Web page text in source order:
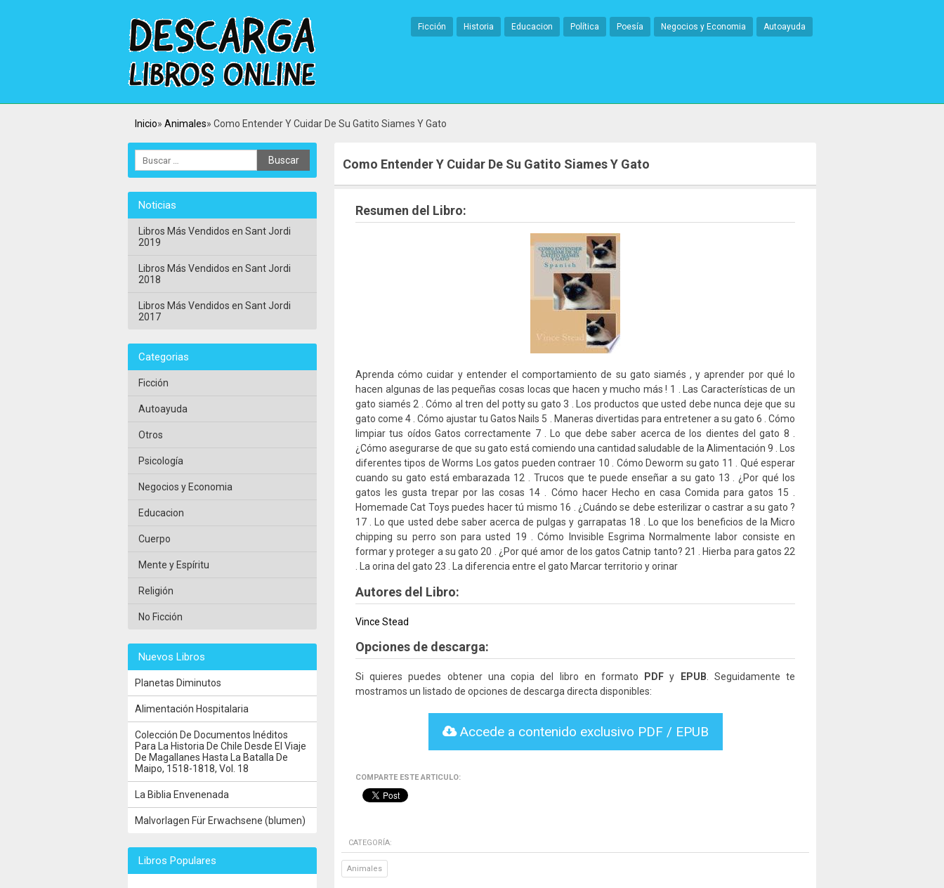
Ficción Historia Educacion Política Poesía Negocios y Economia Autoayuda
Inicio Animales Como Entender Y Cuidar De Su Gatito Siames Y Gato
Como Entender Y Cuidar De Su Gatito Siames Y Gato
Resumen del Libro:
Aprenda cómo cuidar y entender el comportamiento de su gato siamés , y aprender por qué lo
hacen algunas de las pequeñas cosas locas que hacen y mucho más ! 1 . Las Características de un
gato siamés 2 . Cómo al tren del potty su gato 3 . Los productos que usted debe nunca deje que su
gato come 4 . Cómo ajustar tu Gatos Nails 5 . Maneras divertidas para entretener a su gato 6 . Cómo
limpiar tus oídos Gatos correctamente 7 . Lo que debe saber acerca de los dientes del gato 8 .
¿Cómo asegurarse de que su gato está comiendo una cantidad saludable de la Alimentación 9 . Los
diferentes tipos de Worms Los gatos pueden contraer 10 . Cómo Deworm su gato 11 . Qué esperar
cuando su gato está embarazada 12 . Trucos que te puede enseñar a su gato 13 . ¿Por qué los
gatos les gusta trepar por las cosas 14 . Cómo hacer Hecho en casa Comida para gatos 15 .
Homemade Cat Toys puedes hacer tú mismo 16 . ¿Cuándo se debe esterilizar o castrar a su gato ?
17 . Lo que usted debe saber acerca de pulgas y garrapatas 18 . Lo que los beneficios de la Micro
chipping su perro son para usted 19 . Cómo Invisible Esgrima Normalmente labor consiste en
formar y proteger a su gato 20 . ¿Por qué amor de los gatos Catnip tanto? 21 . Hierba para gatos 22
. La orina del gato 23 . La diferencia entre el gato Marcar territorio y orinar
Autores del Libro:
Vince Stead
Opciones de descarga:
Si quieres puedes obtener una copia del libro en formato PDF y EPUB . Seguidamente te
mostramos un listado de opciones de descarga directa disponibles:
Accede a contenido exclusivo PDF / EPUB
COMPARTE ESTE ARTICULO:
CATEGORÍA:
Animales
Noticias
Libros Más Vendidos en Sant Jordi
2019
Libros Más Vendidos en Sant Jordi
2018
Libros Más Vendidos en Sant Jordi
2017
Categorias
Ficción
Autoayuda
Otros
Psicología
Negocios y Economia
Educacion
Cuerpo
Mente y Espíritu
Religión
No Ficción
Nuevos Libros
Planetas Diminutos
Alimentación Hospitalaria
Colección De Documentos Inéditos
Para La Historia De Chile Desde El Viaje
De Magallanes Hasta La Batalla De
Maipo, 1518-1818, Vol. 18
La Biblia Envenenada
Malvorlagen Für Erwachsene (blumen)
Libros Populares